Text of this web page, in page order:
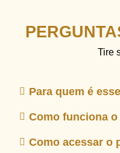
Tire
Para quem é
Como funciona
Como acessar o